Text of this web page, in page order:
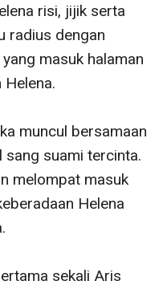
risi, jijik serta
radius dengan
masuk halaman
muncul bersamaan
sang suami tercinta.
melompat masuk
Helena
sekali Aris